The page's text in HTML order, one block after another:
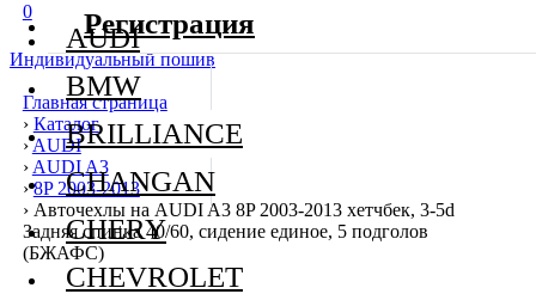
0
Индивидуальный пошив
Главная страница
› Каталог
›AUDI
› AUDI A3
› 8P 2003-2013
› Авточехлы на AUDI A3 8P 2003-2013 хетчбек, 3-5d
Задняя спинка 40/60, сидение единое, 5 подголов
(БЖАФС)
AUDI
BMW
BRILLIANCE
CHANGAN
CHERY
CHEVROLET
Регистрация